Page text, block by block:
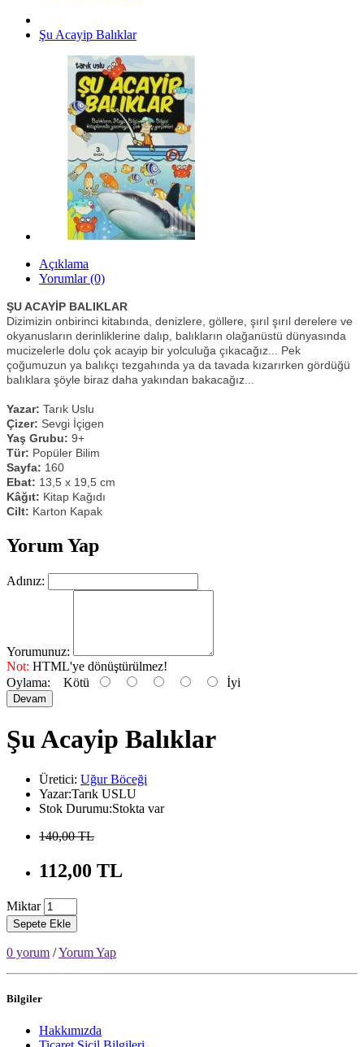
Şu Acayip Balıklar
Açıklama
Yorumlar (0)
ŞU ACAYİP BALIKLAR
Dizimizin onbirinci kitabında, denizlere, göllere, şırıl şırıl derelere ve
okyanusların derinliklerine dalıp, balıkların olağanüstü dünyasında
mucizelerle dolu çok acayip bir yolculuğa çıkacağız... Pek
çoğumuzun ya balıkçı tezgahında ya da tavada kızarırken gördüğü
balıklara şöyle biraz daha yakından bakacağız...
Yazar: Tarık Uslu
Çizer: Sevgi İçigen
Yaş Grubu: 9+
Tür: Popüler Bilim
Sayfa: 160
Ebat: 13,5 x 19,5 cm
Kâğıt: Kitap Kağıdı
Cilt: Karton Kapak
Yorum Yap
Adınız:
Yorumunuz:
Not: HTML'ye dönüştürülmez!
Oylama: Kötü İyi
Devam
Şu Acayip Balıklar
Üretici: Uğur Böceği
Yazar:Tarık USLU
Stok Durumu:Stokta var
140,00 TL
112,00 TL
Miktar
Sepete Ekle
0 yorum /Yorum Yap
Bilgiler
Hakkımızda